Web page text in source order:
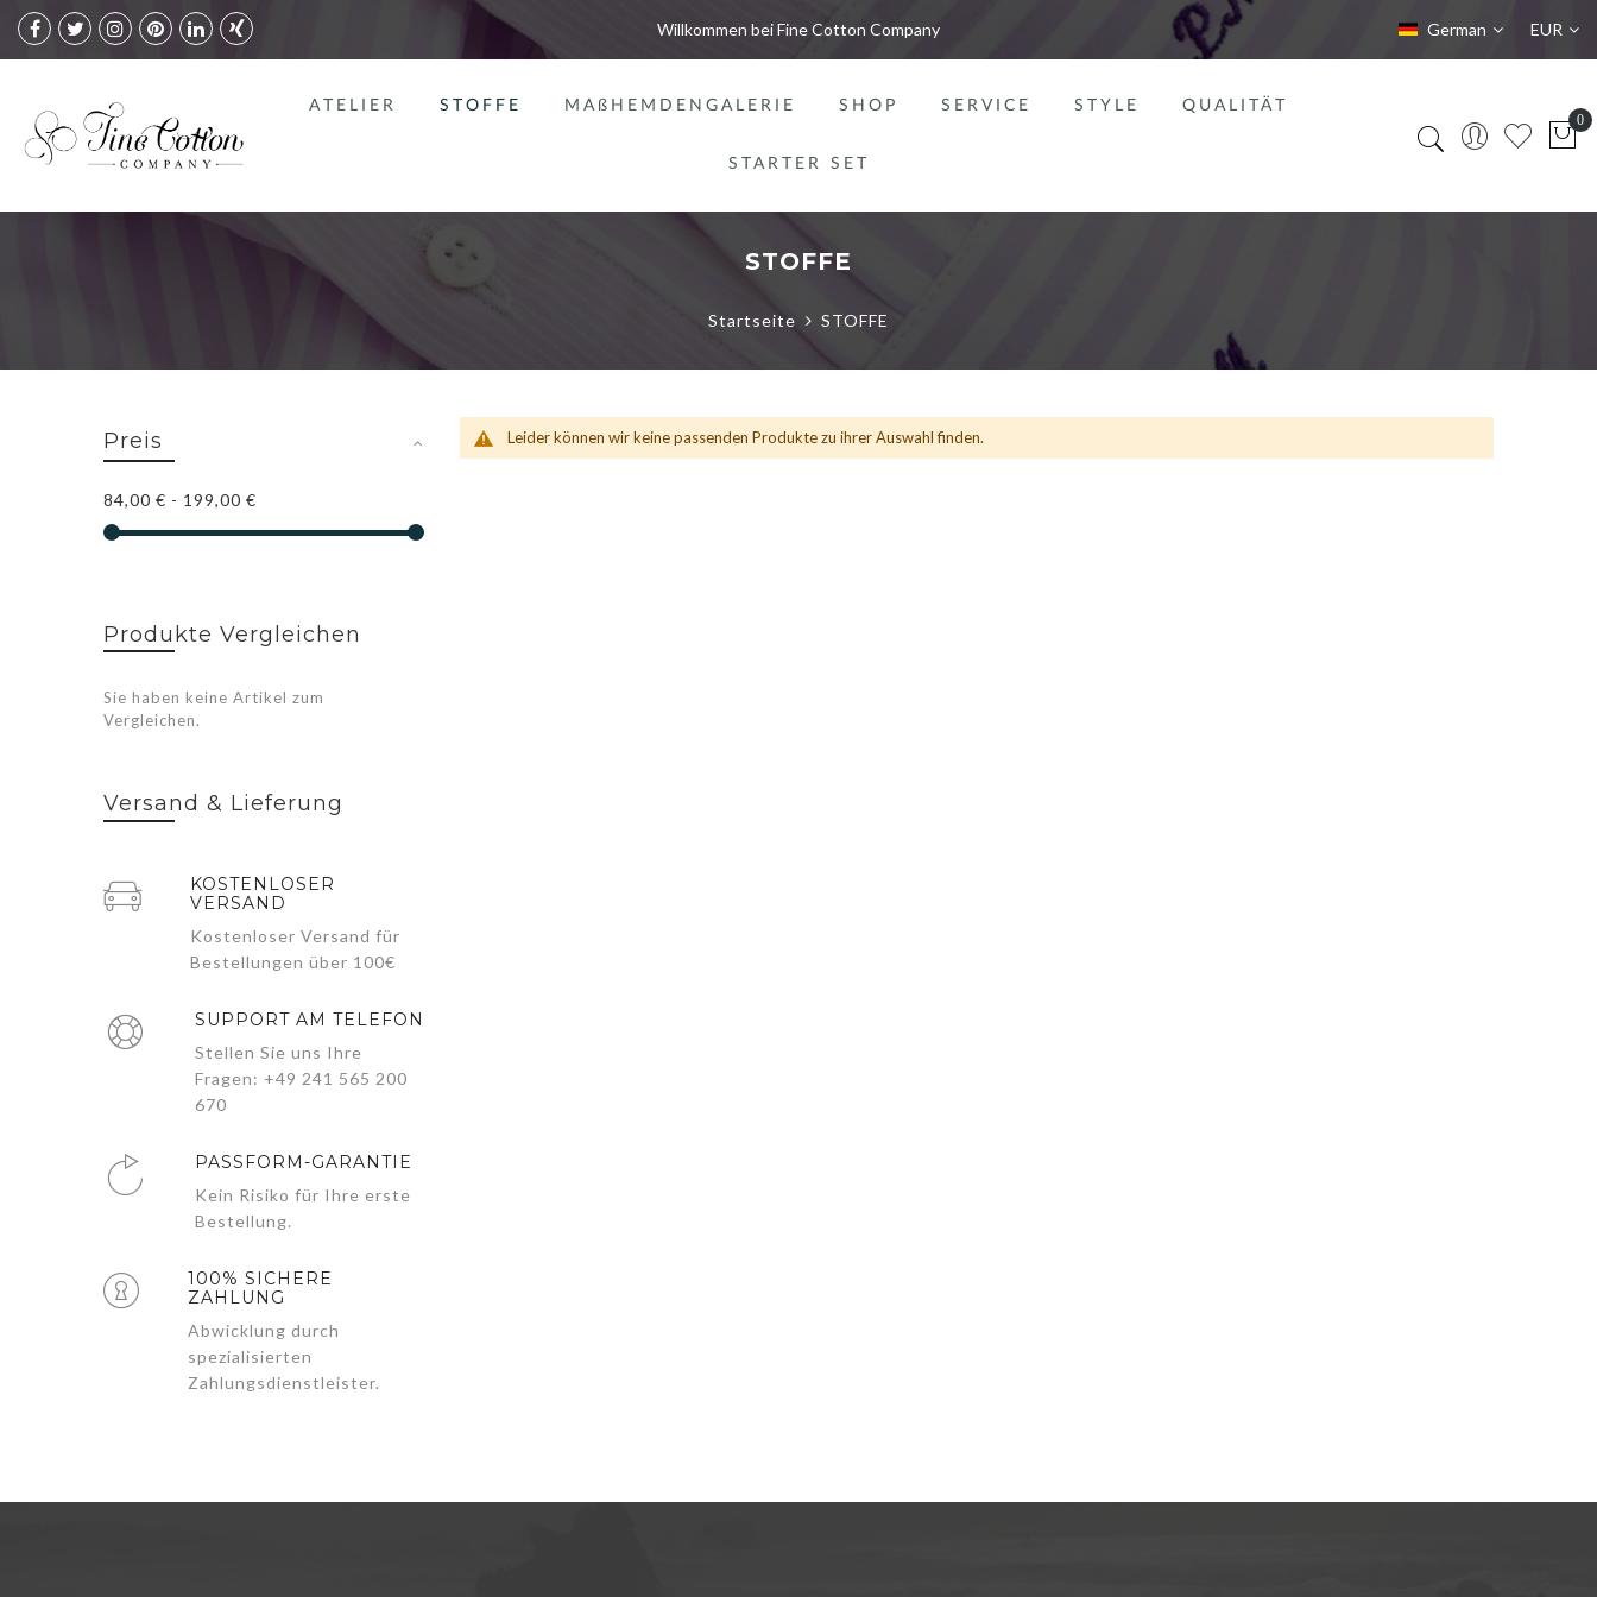
Willkommen bei Fine Cotton Company
German
EUR
ATELIER STOFFE MAßHEMDENGALERIE SHOP SERVICE STYLE QUALITÄT
STARTER SET
STOFFE
Startseite STOFFE
Leider können wir keine passenden Produkte zu ihrer Auswahl finden.
Preis
84,00 € - 199,00 €
Produkte Vergleichen
Sie haben keine Artikel zum
Vergleichen.
Versand & Lieferung
KOSTENLOSER
VERSAND
Kostenloser Versand für
Bestellungen über 100€
SUPPORT AM TELEFON
Stellen Sie uns Ihre
Fragen: +49 241 565 200
670
PASSFORM-GARANTIE
Kein Risiko für Ihre erste
Bestellung.
100% SICHERE
ZAHLUNG
Abwicklung durch
spezialisierten
Zahlungsdienstleister.